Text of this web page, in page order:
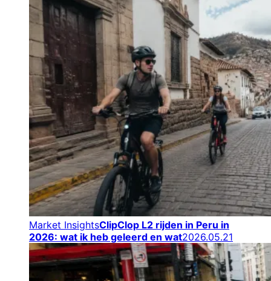
Market InsightsClipClop L2 rijden in Peru in
2026: wat ik heb geleerd en wat2026.05.21